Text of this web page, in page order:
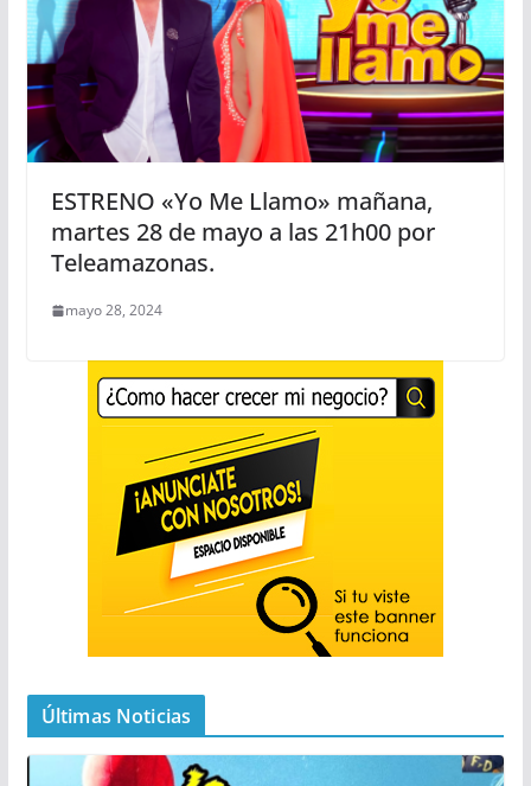
ESTRENO «Yo Me Llamo» mañana,
martes 28 de mayo a las 21h00 por
Teleamazonas.
mayo 28, 2024
Últimas Noticias